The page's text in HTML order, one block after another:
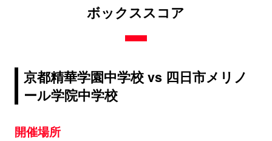
ボックススコア
京都精華学園中学校 vs 四日市メリノ
ール学院中学校
開催場所